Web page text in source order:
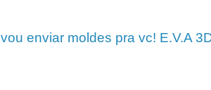
vou enviar moldes pra vc! E.V.A